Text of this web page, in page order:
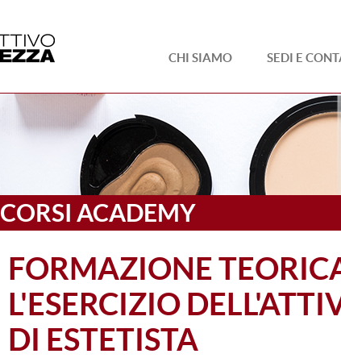
CHI SIAMO SEDI E
CORSI ACADEMY
FORMAZIONE
L'ESERCIZIO
DI ESTETISTA